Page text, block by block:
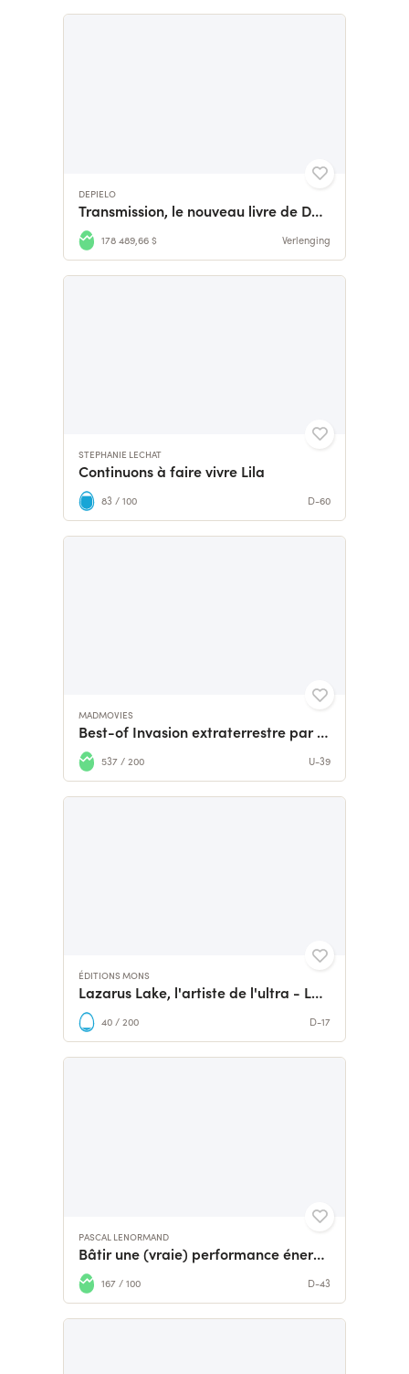
DEPIELO
Transmission, le nouveau livre de Depielo
178 489,66 $ Verlenging
STEPHANIE LECHAT
Continuons à faire vivre Lila
83 / 100 D-60
MADMOVIES
Best-of Invasion extraterrestre par MadMovies
537 / 200 U-39
ÉDITIONS MONS
Lazarus Lake, l'artiste de l'ultra - LE LIVRE
40 / 200 D-17
PASCAL LENORMAND
Bâtir une (vraie) performance énergétique
167 / 100 D-43